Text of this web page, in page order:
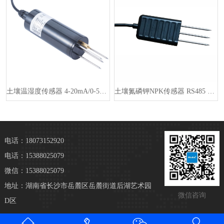
土壤温湿度传感器 4-20mA/0-5V/RS485 输出 土壤分析仪··· 土壤氮磷钾NPK传感器 RS485 土壤养分肥力测试仪 FDR 用于精···
微信咨询
电话：18073152920
电话：15388025079
微信：15388025079
地址：湖南省长沙市岳麓区岳麓街道后湖艺术园
D区